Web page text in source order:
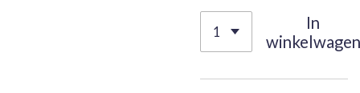
In
winkelwagen